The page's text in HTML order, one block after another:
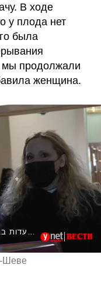
В ходе
у плода нет
была
мы продолжали
женщина.
513624#שירה איסקוב הגיעה לתת עדות בבית המשפט המחוזי בבאר שבע
Шеве